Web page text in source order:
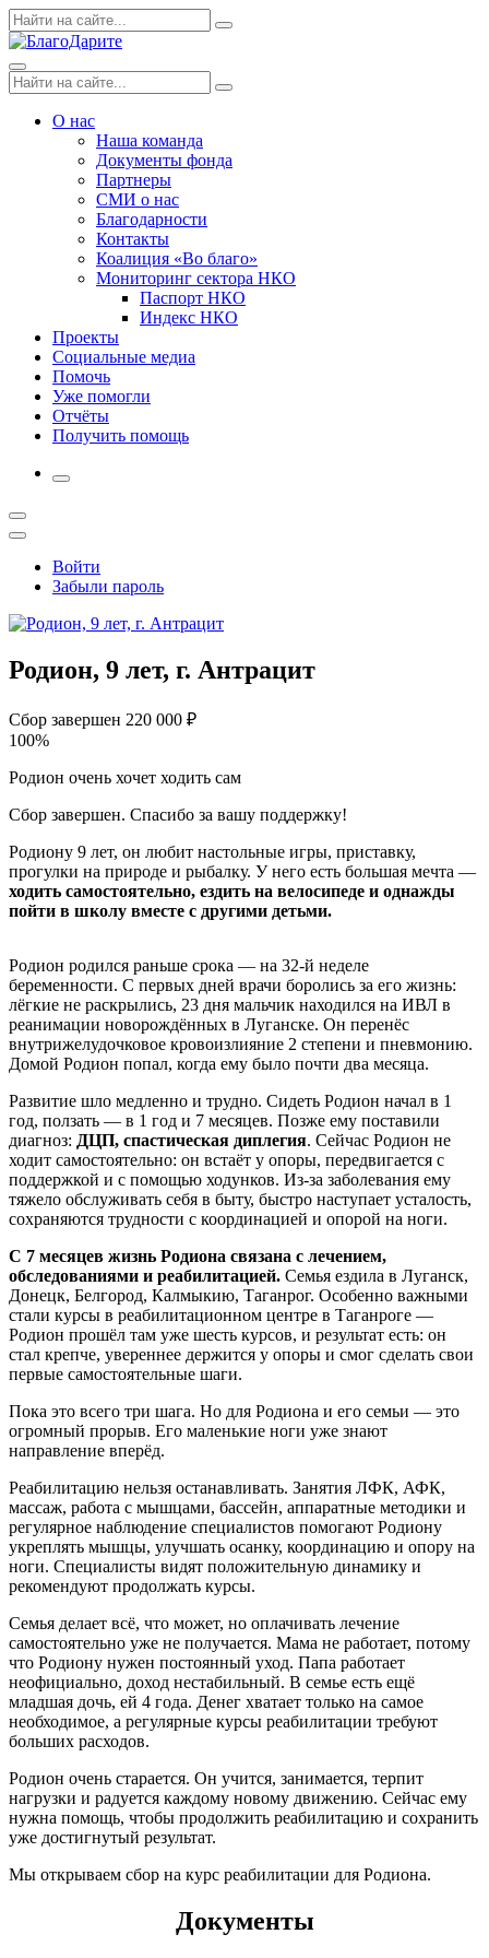
Skip
to
Поиск
по:
Search
Menu
Поиск
по:
Search
О нас
Наша команда
Документы фонда
Партнеры
СМИ о нас
Благодарности
Контакты
Коалиция «Во благо»
Мониторинг сектора НКО
Паспорт НКО
Индекс НКО
Проекты
Социальные медиа
Помочь
Уже помогли
Отчёты
Получить помощь
More
Открыть
поиск
Профиль
Войти
Забыли пароль
Родион, 9 лет, г. Антрацит
Сбор завершен 220 000 ₽
100%
Родион очень хочет ходить сам
Сбор завершен. Спасибо за вашу поддержку!
Родиону 9 лет, он любит настольные игры, приставку,
прогулки на природе и рыбалку. У него есть большая мечта —
ходить самостоятельно, ездить на велосипеде и однажды
пойти в школу вместе с другими детьми.
Родион родился раньше срока — на 32-й неделе
беременности. С первых дней врачи боролись за его жизнь:
лёгкие не раскрылись, 23 дня мальчик находился на ИВЛ в
реанимации новорождённых в Луганске. Он перенёс
внутрижелудочковое кровоизлияние 2 степени и пневмонию.
Домой Родион попал, когда ему было почти два месяца.
Развитие шло медленно и трудно. Сидеть Родион начал в 1
год, ползать — в 1 год и 7 месяцев. Позже ему поставили
диагноз: ДЦП, спастическая диплегия. Сейчас Родион не
ходит самостоятельно: он встаёт у опоры, передвигается с
поддержкой и с помощью ходунков. Из-за заболевания ему
тяжело обслуживать себя в быту, быстро наступает усталость,
сохраняются трудности с координацией и опорой на ноги.
С 7 месяцев жизнь Родиона связана с лечением,
обследованиями и реабилитацией. Семья ездила в Луганск,
Донецк, Белгород, Калмыкию, Таганрог. Особенно важными
стали курсы в реабилитационном центре в Таганроге —
Родион прошёл там уже шесть курсов, и результат есть: он
стал крепче, увереннее держится у опоры и смог сделать свои
первые самостоятельные шаги.
Пока это всего три шага. Но для Родиона и его семьи — это
огромный прорыв. Его маленькие ноги уже знают
направление вперёд.
Реабилитацию нельзя останавливать. Занятия ЛФК, АФК,
массаж, работа с мышцами, бассейн, аппаратные методики и
регулярное наблюдение специалистов помогают Родиону
укреплять мышцы, улучшать осанку, координацию и опору на
ноги. Специалисты видят положительную динамику и
рекомендуют продолжать курсы.
Семья делает всё, что может, но оплачивать лечение
самостоятельно уже не получается. Мама не работает, потому
что Родиону нужен постоянный уход. Папа работает
неофициально, доход нестабильный. В семье есть ещё
младшая дочь, ей 4 года. Денег хватает только на самое
необходимое, а регулярные курсы реабилитации требуют
больших расходов.
Родион очень старается. Он учится, занимается, терпит
нагрузки и радуется каждому новому движению. Сейчас ему
нужна помощь, чтобы продолжить реабилитацию и сохранить
уже достигнутый результат.
Мы открываем сбор на курс реабилитации для Родиона.
Документы